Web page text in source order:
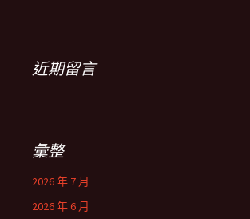
近期留言
彙整
2026 年 7 月
2026 年 6 月